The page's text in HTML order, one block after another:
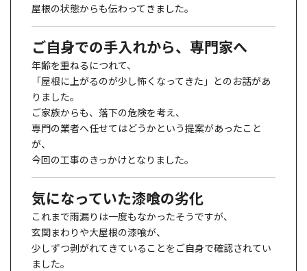
屋根の状態からも伝わってきました。
ご自身での手入れから、専門家へ
年齢を重ねるにつれて、
「屋根に上がるのが少し怖くなってきた」とのお話があ
りました。
ご家族からも、落下の危険を考え、
専門の業者へ任せてはどうかという提案があったこと
が、
今回の工事のきっかけとなりました。
気になっていた漆喰の劣化
これまで雨漏りは一度もなかったそうですが、
玄関まわりや大屋根の漆喰が、
少しずつ剥がれてきていることをご自身で確認されてい
ました。